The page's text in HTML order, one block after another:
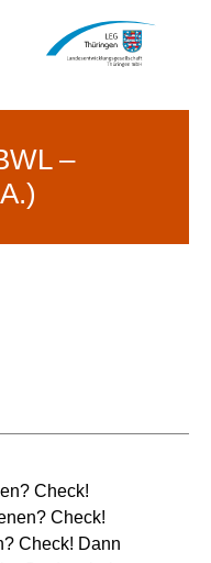
–
Check!
Check!
Check! Dann